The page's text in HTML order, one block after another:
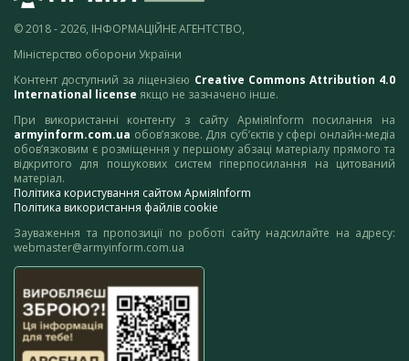
© 2018 - 2026, ІНФОРМАЦІЙНЕ АГЕНТСТВО,
Міністерство оборони України
Контент доступний за ліцензією Creative Commons Attribution 4.0
International license якщо не зазначено інше.
При використанні контенту з сайту АрміяInform посилання на
armyinform.com.ua обов’язкове. Для суб’єктів у сфері онлайн-медіа
обов’язковим є розміщення у першому абзаці матеріалу прямого та
відкритого для пошукових систем гіперпосилання на цитований
матеріал.
Політика користування сайтом АрміяInform
Політика використання файлів cookie
Зауваження та пропозиції по роботі сайту надсилайте на адресу:
webmaster@armyinform.com.ua